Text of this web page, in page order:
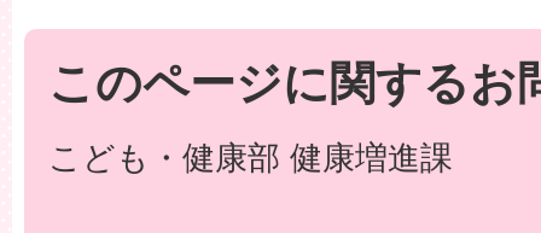
このページに関するお
こども・健康部 健康増進課